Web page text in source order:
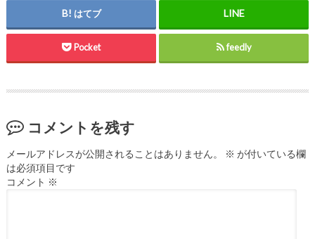
はてブ
Pocket feedly
コメントを残す
メールアドレスが公開されることはありません。 ※ が付いている欄
は必須項目です
コメント ※